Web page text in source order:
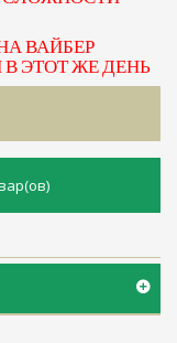
ВАЙБЕР
ЭТОТ ЖЕ ДЕНЬ